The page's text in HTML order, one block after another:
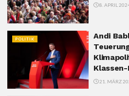
8. APRIL
POLITIK
Andi
21. MÄRZ